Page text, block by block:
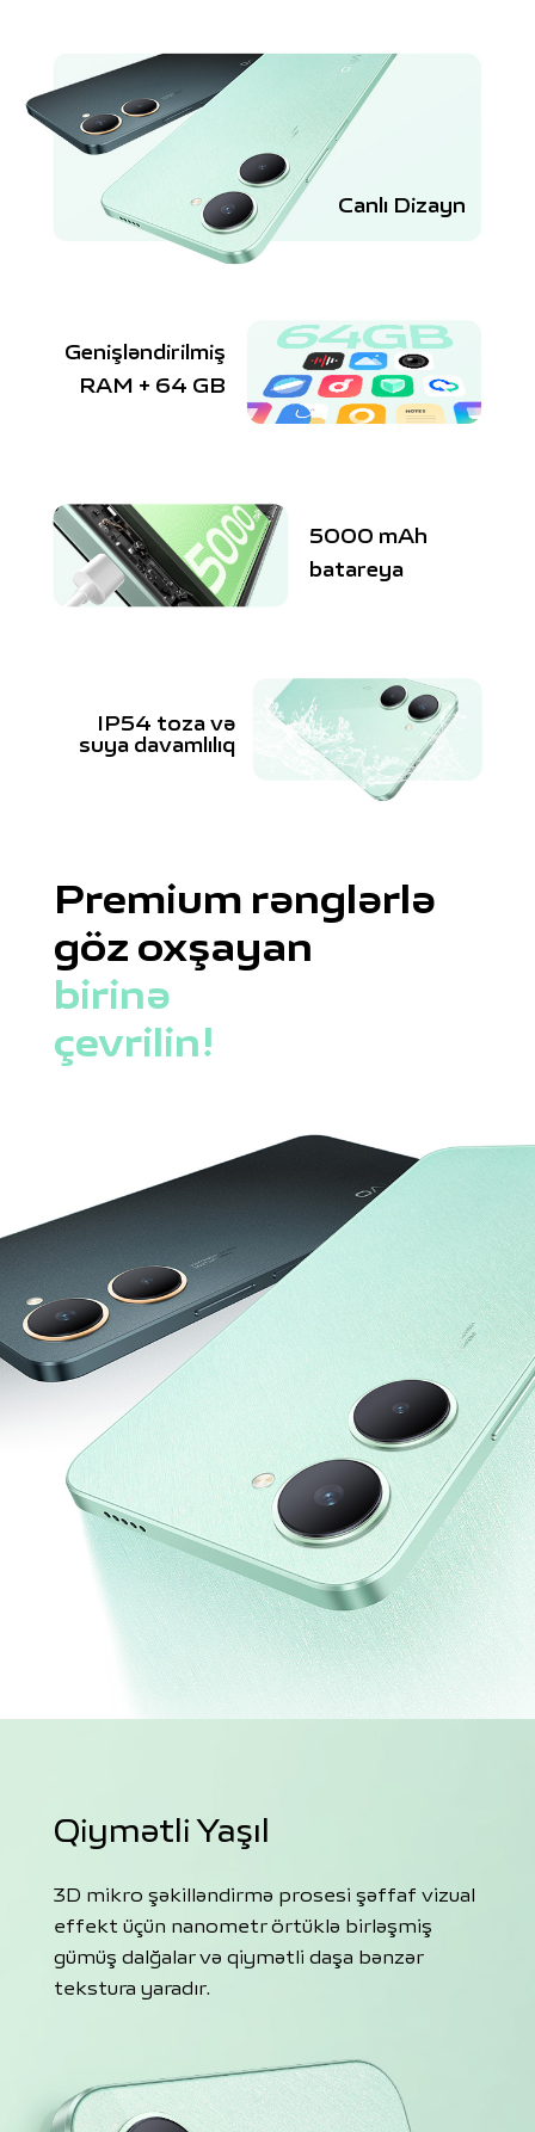
Canlı Dizayn
Genişləndirilmiş
RAM + 64 GB
5000 mAh
batareya
IP54 toza və
suya davamlılıq
Premium rənglərlə
göz oxşayan
birinə
çevrilin!
Qiymətli Yaşıl
3D mikro şəkilləndirmə prosesi şəffaf vizual
effekt üçün nanometr örtüklə birləşmiş
gümüş dalğalar və qiymətli daşa bənzər
tekstura yaradır.